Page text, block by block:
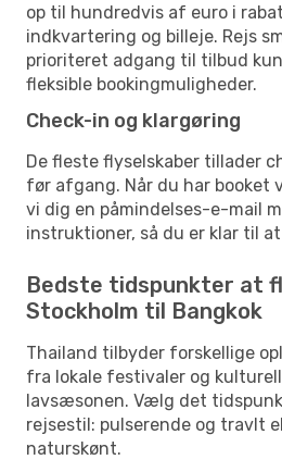
op til hundredvis af euro i
indkvartering og billeje. Rejs
prioriteret adgang til tilbud
fleksible bookingmuligheder.
Check-in og klargøring
De fleste flyselskaber tillader
før afgang. Når du har booket
vi dig en påmindelses-e-mail
instruktioner, så du er klar til
Bedste tidspunkter at
Stockholm til Bangkok
Thailand tilbyder forskellige
fra lokale festivaler og
lavsæsonen. Vælg det
rejsestil: pulserende og travlt
naturskønt.